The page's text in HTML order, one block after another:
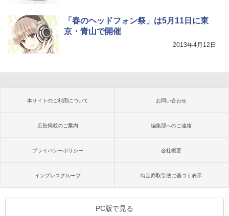
「春のヘッドフォン祭」は5月11日に東
京・青山で開催
2013年4月12日
本サイトのご利用について お問い合わせ
広告掲載のご案内 編集部へのご連絡
プライバシーポリシー 会社概要
インプレスグループ 特定商取引法に基づく表示
PC版で見る